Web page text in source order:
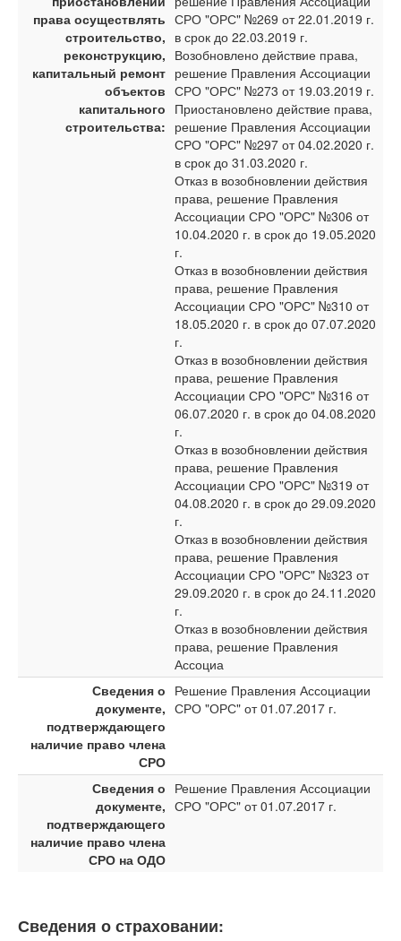
права осуществлять
строительство,
реконструкцию,
капитальный ремонт
объектов
капитального
строительства:
СРО "ОРС" №269 от 22.01.2019 г.
в срок до 22.03.2019 г.
Возобновлено действие права,
решение Правления Ассоциации
СРО "ОРС" №273 от 19.03.2019 г.
Приостановлено действие права,
решение Правления Ассоциации
СРО "ОРС" №297 от 04.02.2020 г.
в срок до 31.03.2020 г.
Отказ в возобновлении действия
права, решение Правления
Ассоциации СРО "ОРС" №306 от
10.04.2020 г. в срок до 19.05.2020
г.
Отказ в возобновлении действия
права, решение Правления
Ассоциации СРО "ОРС" №310 от
18.05.2020 г. в срок до 07.07.2020
г.
Отказ в возобновлении действия
права, решение Правления
Ассоциации СРО "ОРС" №316 от
06.07.2020 г. в срок до 04.08.2020
г.
Отказ в возобновлении действия
права, решение Правления
Ассоциации СРО "ОРС" №319 от
04.08.2020 г. в срок до 29.09.2020
г.
Отказ в возобновлении действия
права, решение Правления
Ассоциации СРО "ОРС" №323 от
29.09.2020 г. в срок до 24.11.2020
г.
Отказ в возобновлении действия
права, решение Правления
Ассоциа
Сведения о
документе,
подтверждающего
наличие право члена
СРО
Решение Правления Ассоциации
СРО "ОРС" от 01.07.2017 г.
Сведения о
документе,
подтверждающего
наличие право члена
СРО на ОДО
Решение Правления Ассоциации
СРО "ОРС" от 01.07.2017 г.
Сведения о страховании: